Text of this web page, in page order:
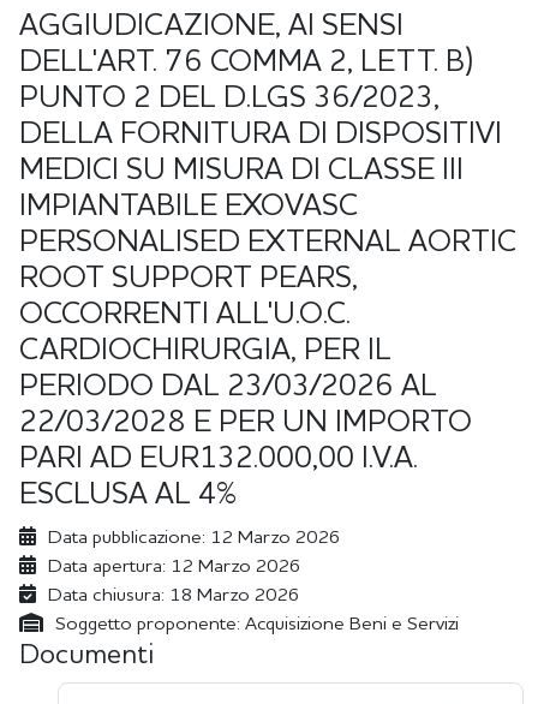
AGGIUDICAZIONE, AI SENSI
DELL'ART. 76 COMMA 2, LETT. B)
PUNTO 2 DEL D.LGS 36/2023,
DELLA FORNITURA DI DISPOSITIVI
MEDICI SU MISURA DI CLASSE III
IMPIANTABILE EXOVASC
PERSONALISED EXTERNAL AORTIC
ROOT SUPPORT PEARS,
OCCORRENTI ALL'U.O.C.
CARDIOCHIRURGIA, PER IL
PERIODO DAL 23/03/2026 AL
22/03/2028 E PER UN IMPORTO
PARI AD EUR132.000,00 I.V.A.
ESCLUSA AL 4%
Data pubblicazione: 12 Marzo 2026
Data apertura: 12 Marzo 2026
Data chiusura: 18 Marzo 2026
Soggetto proponente: Acquisizione Beni e Servizi
Documenti